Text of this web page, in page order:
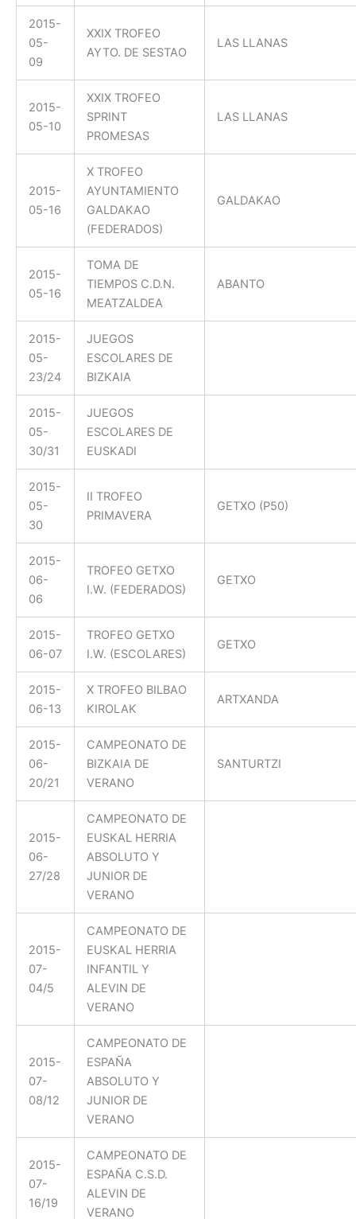
2015-
05-
09
XXIX TROFEO
AYTO. DE SESTAO
LAS LLANAS
2015-
05-10
XXIX TROFEO
SPRINT
PROMESAS
LAS LLANAS
2015-
05-16
X TROFEO
AYUNTAMIENTO
GALDAKAO
(FEDERADOS)
GALDAKAO
2015-
05-16
TOMA DE
TIEMPOS C.D.N.
MEATZALDEA
ABANTO
2015-
05-
23/24
JUEGOS
ESCOLARES DE
BIZKAIA
2015-
05-
30/31
JUEGOS
ESCOLARES DE
EUSKADI
2015-
05-
30
II TROFEO
PRIMAVERA
GETXO (P50)
2015-
06-
06
TROFEO GETXO
I.W. (FEDERADOS)
GETXO
2015-
06-07
TROFEO GETXO
I.W. (ESCOLARES)
GETXO
2015-
06-13
X TROFEO BILBAO
KIROLAK
ARTXANDA
2015-
06-
20/21
CAMPEONATO DE
BIZKAIA DE
VERANO
SANTURTZI
2015-
06-
27/28
CAMPEONATO DE
EUSKAL HERRIA
ABSOLUTO Y
JUNIOR DE
VERANO
2015-
07-
04/5
CAMPEONATO DE
EUSKAL HERRIA
INFANTIL Y
ALEVIN DE
VERANO
2015-
07-
08/12
CAMPEONATO DE
ESPAÑA
ABSOLUTO Y
JUNIOR DE
VERANO
2015-
07-
16/19
CAMPEONATO DE
ESPAÑA C.S.D.
ALEVIN DE
VERANO